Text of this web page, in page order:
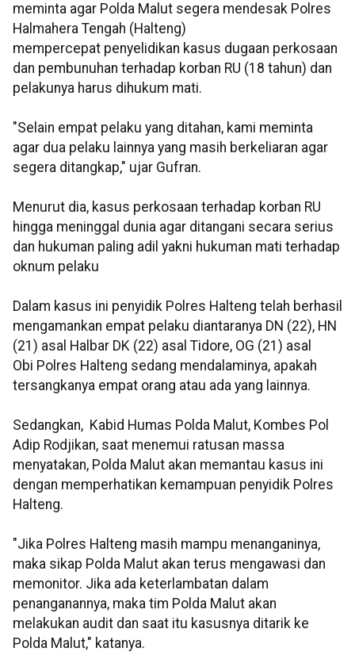
meminta agar Polda Malut segera mendesak Polres
Halmahera Tengah (Halteng)
mempercepat penyelidikan kasus dugaan perkosaan
dan pembunuhan terhadap korban RU (18 tahun) dan
pelakunya harus dihukum mati.
"Selain empat pelaku yang ditahan, kami meminta
agar dua pelaku lainnya yang masih berkeliaran agar
segera ditangkap," ujar Gufran.
Menurut dia, kasus perkosaan terhadap korban RU
hingga meninggal dunia agar ditangani secara serius
dan hukuman paling adil yakni hukuman mati terhadap
oknum pelaku
Dalam kasus ini penyidik Polres Halteng telah berhasil
mengamankan empat pelaku diantaranya DN (22), HN
(21) asal Halbar DK (22) asal Tidore, OG (21) asal
Obi Polres Halteng sedang mendalaminya, apakah
tersangkanya empat orang atau ada yang lainnya.
Sedangkan, Kabid Humas Polda Malut, Kombes Pol
Adip Rodjikan, saat menemui ratusan massa
menyatakan, Polda Malut akan memantau kasus ini
dengan memperhatikan kemampuan penyidik Polres
Halteng.
"Jika Polres Halteng masih mampu menanganinya,
maka sikap Polda Malut akan terus mengawasi dan
memonitor. Jika ada keterlambatan dalam
penanganannya, maka tim Polda Malut akan
melakukan audit dan saat itu kasusnya ditarik ke
Polda Malut," katanya.